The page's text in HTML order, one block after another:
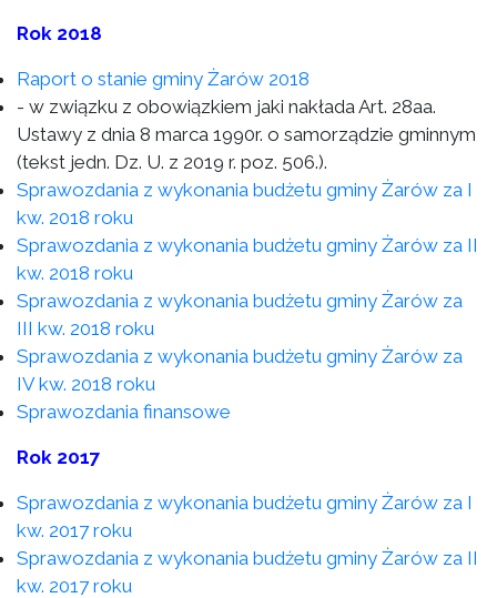
Rok 2018
Raport o stanie gminy Żarów 2018
- w związku z obowiązkiem jaki nakłada Art. 28aa.
Ustawy z dnia 8 marca 1990r. o samorządzie gminnym
(tekst jedn. Dz. U. z 2019 r. poz. 506.).
Sprawozdania z wykonania budżetu gminy Żarów za I
kw. 2018 roku
Sprawozdania z wykonania budżetu gminy Żarów za II
kw. 2018 roku
Sprawozdania z wykonania budżetu gminy Żarów za
III kw. 2018 roku
Sprawozdania z wykonania budżetu gminy Żarów za
IV kw. 2018 roku
Sprawozdania finansowe
Rok 2017
Sprawozdania z wykonania budżetu gminy Żarów za I
kw. 2017 roku
Sprawozdania z wykonania budżetu gminy Żarów za II
kw. 2017 roku